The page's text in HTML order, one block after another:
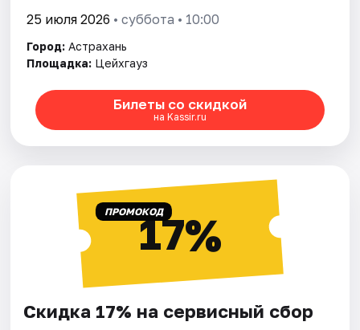
25 июля 2026 • суббота • 10:00
Город: Астрахань
Площадка: Цейхгауз
Билеты со скидкой
на Kassir.ru
ПРОМОКОД17%
Скидка 17% на сервисный сбор